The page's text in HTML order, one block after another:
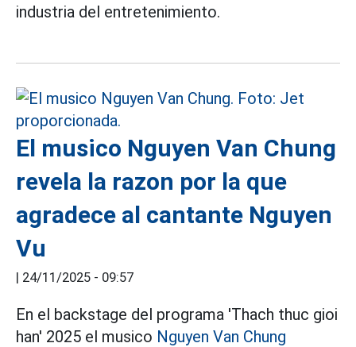
industria del entretenimiento.
El musico Nguyen Van Chung
revela la razon por la que
agradece al cantante Nguyen
Vu
| 24/11/2025 - 09:57
En el backstage del programa 'Thach thuc gioi
han' 2025 el musico Nguyen Van Chung